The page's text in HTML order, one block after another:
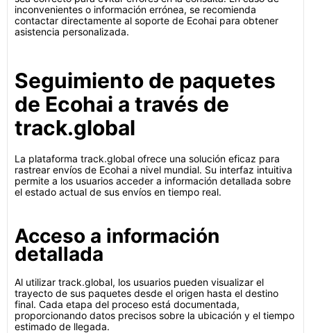
inconvenientes o información errónea, se recomienda
contactar directamente al soporte de Ecohai para obtener
asistencia personalizada.
Seguimiento de paquetes
de Ecohai a través de
track.global
La plataforma track.global ofrece una solución eficaz para
rastrear envíos de Ecohai a nivel mundial. Su interfaz intuitiva
permite a los usuarios acceder a información detallada sobre
el estado actual de sus envíos en tiempo real.
Acceso a información
detallada
Al utilizar track.global, los usuarios pueden visualizar el
trayecto de sus paquetes desde el origen hasta el destino
final. Cada etapa del proceso está documentada,
proporcionando datos precisos sobre la ubicación y el tiempo
estimado de llegada.